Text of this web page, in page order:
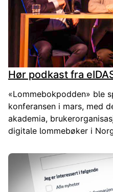
Hør podkast fra
«Lommebokpodden» ble
konferansen i mars, med
akademia,
digitale lommebøker i